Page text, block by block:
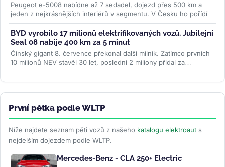
Peugeot e-5008 nabídne až 7 sedadel, dojezd přes 500 km a
jeden z nejkrásnějších interiérů v segmentu. V Česku ho pořídíte
od 1,2...>>
BYD vyrobilo 17 milionů elektrifikovaných vozů. Jubilejní
Seal 08 nabije 400 km za 5 minut
Čínský gigant 8. července překonal další milník. Zatímco prvních
10 milionů NEV stavěl 30 let, poslední 2 miliony přidal za
První pětka podle WLTP
Níže najdete seznam pěti vozů z našeho katalogu elektroaut s
nejdelším dojezdem podle WLTP.
Mercedes-Benz - CLA 250+ Electric